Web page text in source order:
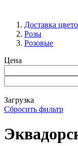
Доставка
Розы
Розовые
Цена
Загрузка
Сбросить фильтр